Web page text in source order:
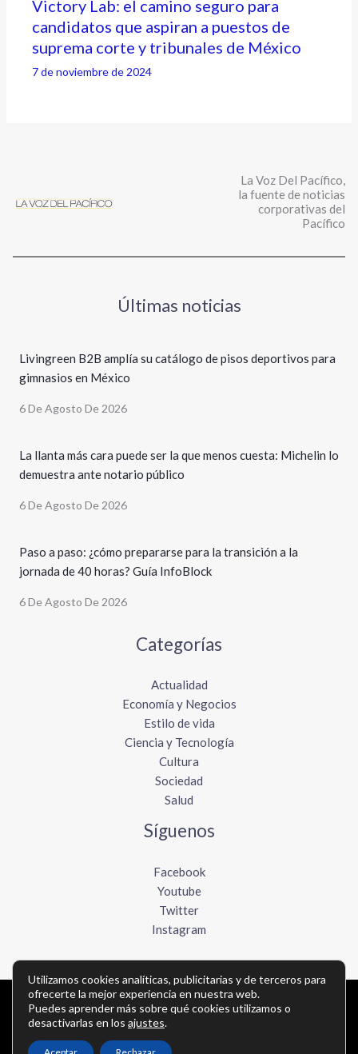
Victory Lab: el camino seguro para
candidatos que aspiran a puestos de
suprema corte y tribunales de México
7 de noviembre de 2024
La Voz Del Pacífico,
la fuente de noticias
corporativas del
Pacífico
Últimas noticias
Livingreen B2B amplía su catálogo de pisos deportivos para
gimnasios en México
6 De Agosto De 2026
La llanta más cara puede ser la que menos cuesta: Michelin lo
demuestra ante notario público
6 De Agosto De 2026
Paso a paso: ¿cómo prepararse para la transición a la
jornada de 40 horas? Guía InfoBlock
6 De Agosto De 2026
Categorías
Actualidad
Economía y Negocios
Estilo de vida
Ciencia y Tecnología
Cultura
Sociedad
Salud
Síguenos
Facebook
Youtube
Twitter
Instagram
Copyright © Todos los derechos reservados -
lavozdelpacifico.com
Utilizamos cookies analíticas, publicitarias y de terceros para
ofrecerte la mejor experiencia en nuestra web.
Puedes aprender más sobre qué cookies utilizamos o
desactivarlas en los ajustes.